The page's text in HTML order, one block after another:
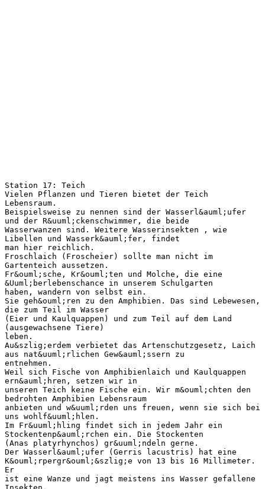
Station 17: Teich
Vielen Pflanzen und Tieren bietet der Teich
Lebensraum.
Beispielsweise zu nennen sind der Wasserl&auml;ufer
und der R&uuml;ckenschwimmer, die beide
Wasserwanzen sind. Weitere Wasserinsekten , wie
Libellen und Wasserk&auml;fer, findet
man hier reichlich.
Froschlaich (Froscheier) sollte man nicht im
Gartenteich aussetzen.
Fr&ouml;sche, Kr&ouml;ten und Molche, die eine
&Uuml;berlebenschance in unserem Schulgarten
haben, wandern von selbst ein.
Sie geh&ouml;ren zu den Amphibien. Das sind Lebewesen,
die zum Teil im Wasser
(Eier und Kaulquappen) und zum Teil auf dem Land
(ausgewachsene Tiere)
leben.
Au&szlig;erdem verbietet das Artenschutzgesetz, Laich
aus nat&uuml;rlichen Gew&auml;ssern zu
entnehmen.
Weil sich Fische von Amphibienlaich und Kaulquappen
ern&auml;hren, setzen wir in
unseren Teich keine Fische ein. Wir m&ouml;chten den
bedrohten Amphibien Lebensraum
anbieten und w&uuml;rden uns freuen, wenn sie sich bei
uns wohlf&uuml;hlen.
Im Fr&uuml;hling findet sich in jedem Jahr ein
Stockentenp&auml;rchen ein. Die Stockenten
(Anas platyrhynchos) gr&uuml;ndeln gerne.
Der Wasserl&auml;ufer (Gerris lacustris) hat eine
K&ouml;rpergr&ouml;&szlig;e von 13 bis 16 Millimeter.
Er
ist eine Wanze und jagt meistens ins Wasser gefallene